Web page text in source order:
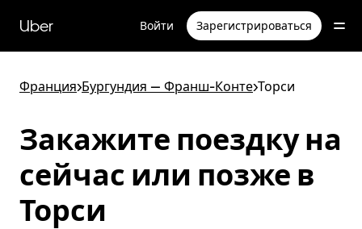
перейти
к
Uber Войти Зарегистрироваться
Франция>Бургундия — Франш-Конте>Торси
Закажите поездку на
сейчас или позже в
Торси